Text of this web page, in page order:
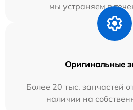
мы устраняем в
Оригинальные
Более 20 тыс. запчастей
наличии на